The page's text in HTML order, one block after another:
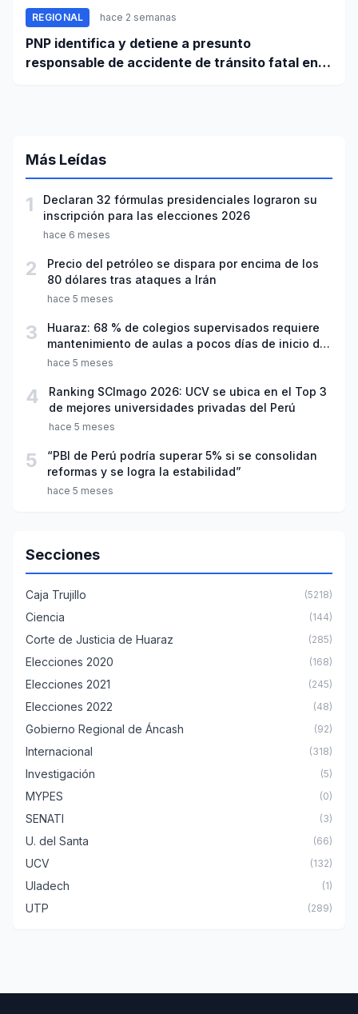
REGIONAL hace 2 semanas
PNP identifica y detiene a presunto
responsable de accidente de tránsito fatal en
Más Leídas
1
Declaran 32 fórmulas presidenciales lograron su
inscripción para las elecciones 2026
hace 6 meses
2
Precio del petróleo se dispara por encima de los
80 dólares tras ataques a Irán
hace 5 meses
3
Huaraz: 68 % de colegios supervisados requiere
mantenimiento de aulas a pocos días de inicio del
año escolar 2026
hace 5 meses
4
Ranking SCImago 2026: UCV se ubica en el Top 3
de mejores universidades privadas del Perú
hace 5 meses
5
“PBI de Perú podría superar 5% si se consolidan
reformas y se logra la estabilidad”
hace 5 meses
Secciones
Caja Trujillo (5218)
Ciencia (144)
Corte de Justicia de Huaraz (285)
Elecciones 2020 (168)
Elecciones 2021 (245)
Elecciones 2022 (48)
Gobierno Regional de Áncash (92)
Internacional (318)
Investigación (5)
MYPES (0)
SENATI (3)
U. del Santa (66)
UCV (132)
Uladech (1)
UTP (289)